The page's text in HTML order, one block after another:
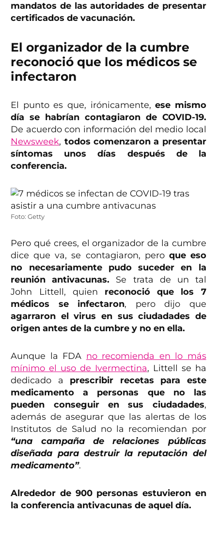
mandatos de las autoridades de presentar
certificados de vacunación.
El organizador de la cumbre
reconoció que los médicos se
infectaron
El punto es que, irónicamente, ese mismo
día se habrían contagiaron de COVID-19.
De acuerdo con información del medio local
Newsweek, todos comenzaron a presentar
síntomas unos días después de la
conferencia.
Foto: Getty
Pero qué crees, el organizador de la cumbre
dice que va, se contagiaron, pero que eso
no necesariamente pudo suceder en la
reunión antivacunas. Se trata de un tal
John Littell, quien reconoció que los 7
médicos se infectaron, pero dijo que
agarraron el virus en sus ciudadades de
origen antes de la cumbre y no en ella.
Aunque la FDA no recomienda en lo más
mínimo el uso de Ivermectina, Littell se ha
dedicado a prescribir recetas para este
medicamento a personas que no las
pueden conseguir en sus ciudadades,
además de asegurar que las alertas de los
Institutos de Salud no la recomiendan por
“una campaña de relaciones públicas
diseñada para destruir la reputación del
medicamento”.
Alrededor de 900 personas estuvieron en
la conferencia antivacunas de aquel día.